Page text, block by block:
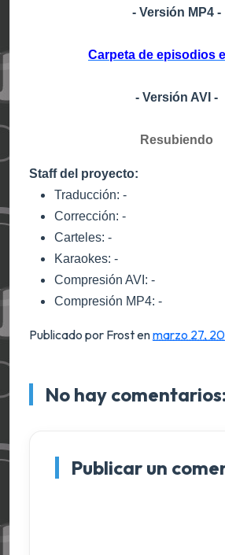
- Versión MP4 -
Carpeta de episodios
- Versión AVI -
Resubiendo
Staff del proyecto:
Traducción: -
Corrección: -
Carteles: -
Karaokes: -
Compresión AVI: -
Compresión MP4: -
Publicado por Frostenmarzo 27,
No hay comentarios:
Publicar un